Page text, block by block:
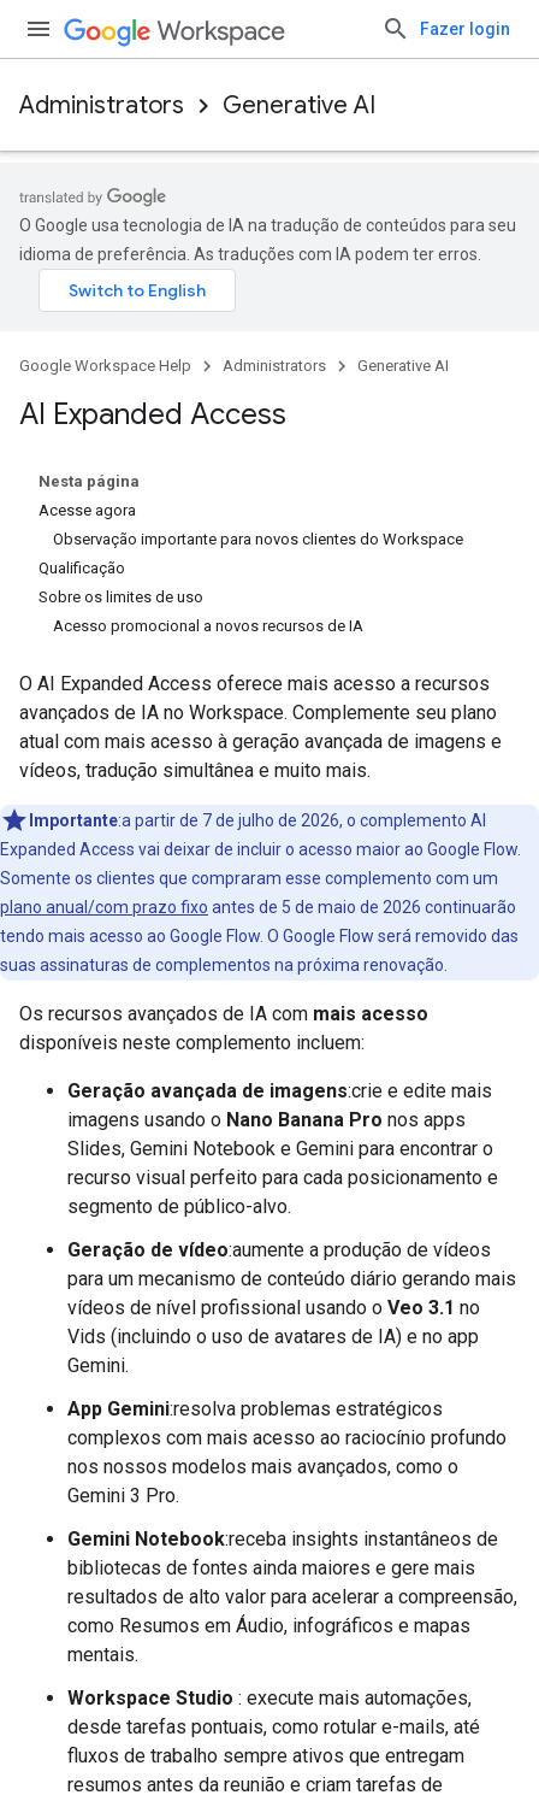
Fazer login
Administrators Generative AI
O Google usa tecnologia de IA na tradução de conteúdos para seu
idioma de preferência. As traduções com IA podem ter erros.
Google Workspace Help Administrators Generative AI
AI Expanded Access
Nesta página
Acesse agora
Observação importante para novos clientes do Workspace
Qualificação
Sobre os limites de uso
Acesso promocional a novos recursos de IA
O AI Expanded Access oferece mais acesso a recursos
avançados de IA no Workspace. Complemente seu plano
atual com mais acesso à geração avançada de imagens e
vídeos, tradução simultânea e muito mais.
Importante:a partir de 7 de julho de 2026, o complemento AI
Expanded Access vai deixar de incluir o acesso maior ao Google Flow.
Somente os clientes que compraram esse complemento com um
plano anual/com prazo fixo antes de 5 de maio de 2026 continuarão
tendo mais acesso ao Google Flow. O Google Flow será removido das
suas assinaturas de complementos na próxima renovação.
Os recursos avançados de IA com mais acesso
disponíveis neste complemento incluem:
Geração avançada de imagens:crie e edite mais
imagens usando o Nano Banana Pro nos apps
Slides, Gemini Notebook e Gemini para encontrar o
recurso visual perfeito para cada posicionamento e
segmento de público-alvo.
Geração de vídeo:aumente a produção de vídeos
para um mecanismo de conteúdo diário gerando mais
vídeos de nível profissional usando o Veo 3.1 no
Vids (incluindo o uso de avatares de IA) e no app
Gemini.
App Gemini:resolva problemas estratégicos
complexos com mais acesso ao raciocínio profundo
nos nossos modelos mais avançados, como o
Gemini 3 Pro.
Gemini Notebook:receba insights instantâneos de
bibliotecas de fontes ainda maiores e gere mais
resultados de alto valor para acelerar a compreensão,
como Resumos em Áudio, infográficos e mapas
mentais.
Workspace Studio : execute mais automações,
desde tarefas pontuais, como rotular e-mails, até
fluxos de trabalho sempre ativos que entregam
resumos antes da reunião e criam tarefas de